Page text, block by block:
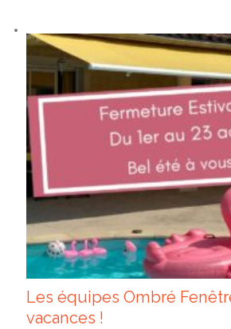
Les équipes Ombré
vacances !